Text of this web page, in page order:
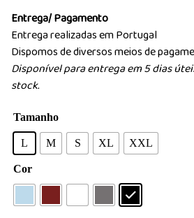
Entrega/ Pagamento
Entrega realizadas em Portugal
Dispomos de diversos meios de
Disponível para entrega em 5 dias
stock.
Tamanho
L M S XL XXL
Cor